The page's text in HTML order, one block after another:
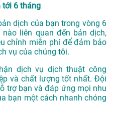
tới 6 tháng
dịch của bạn trong vòng 6
liên quan đến bản dịch,
chỉnh miễn phí để đảm bảo
vụ của chúng tôi.
dịch vụ dịch thuật công
và chất lượng tốt nhất. Đội
trợ bạn và đáp ứng mọi nhu
bạn một cách nhanh chóng